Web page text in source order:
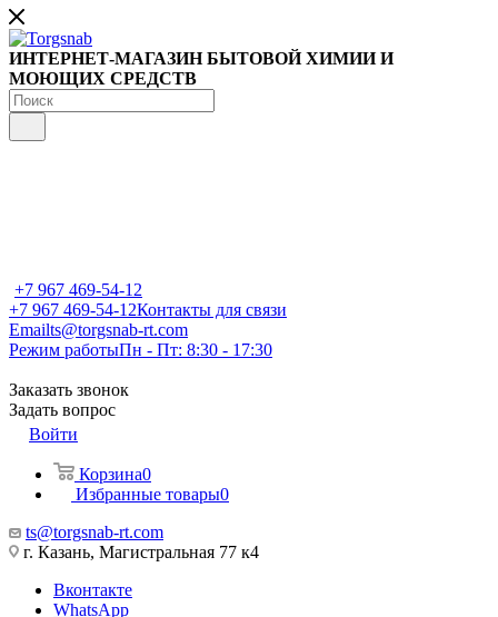
ИНТЕРНЕТ-МАГАЗИН БЫТОВОЙ ХИМИИ И
МОЮЩИХ СРЕДСТВ
+7 967 469-54-12
+7 967 469-54-12Контакты для связи
Emailts@torgsnab-rt.com
Режим работыПн - Пт: 8:30 - 17:30
Заказать звонок
Задать вопрос
Войти
Корзина0
Избранные товары0
ts@torgsnab-rt.com
г. Казань, Магистральная 77 к4
Вконтакте
WhatsApp